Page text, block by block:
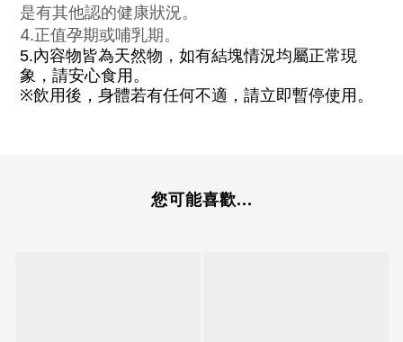
是有其他認的健康狀況。
4.正值孕期或哺乳期。
5.內容物皆為天然物，如有結塊情況均屬正常現
象，請安心食用。
※飲用後，身體若有任何不適，請立即暫停使用。
您可能喜歡...